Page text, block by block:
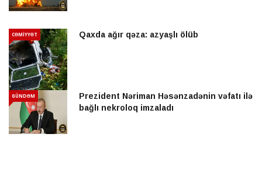
CƏMİYYƏT Qaxda ağır qəza: azyaşlı ölüb
GÜNDƏM
Prezident Nəriman Həsənzadənin vəfatı ilə
bağlı nekroloq imzaladı